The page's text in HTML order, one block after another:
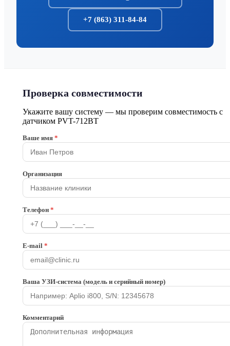
+7 (863) 311-84-84
Проверка совместимости
Укажите вашу систему — мы проверим совместимость с
датчиком PVT-712BT
Ваше имя *
Организация
Телефон *
E-mail *
Ваша УЗИ-система (модель и серийный номер)
Комментарий